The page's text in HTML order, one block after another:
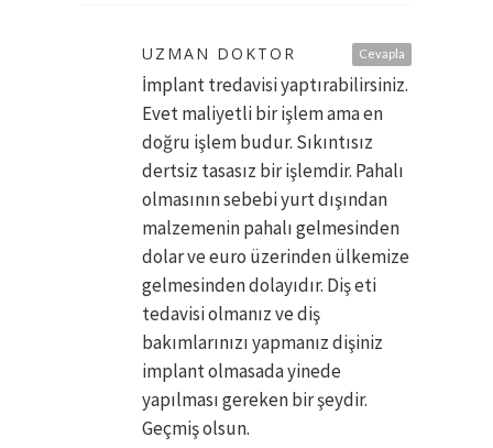
Cevapla
UZMAN DOKTOR
İmplant tredavisi yaptırabilirsiniz.
Evet maliyetli bir işlem ama en
doğru işlem budur. Sıkıntısız
dertsiz tasasız bir işlemdir. Pahalı
olmasının sebebi yurt dışından
malzemenin pahalı gelmesinden
dolar ve euro üzerinden ülkemize
gelmesinden dolayıdır. Diş eti
tedavisi olmanız ve diş
bakımlarınızı yapmanız dişiniz
implant olmasada yinede
yapılması gereken bir şeydir.
Geçmiş olsun.